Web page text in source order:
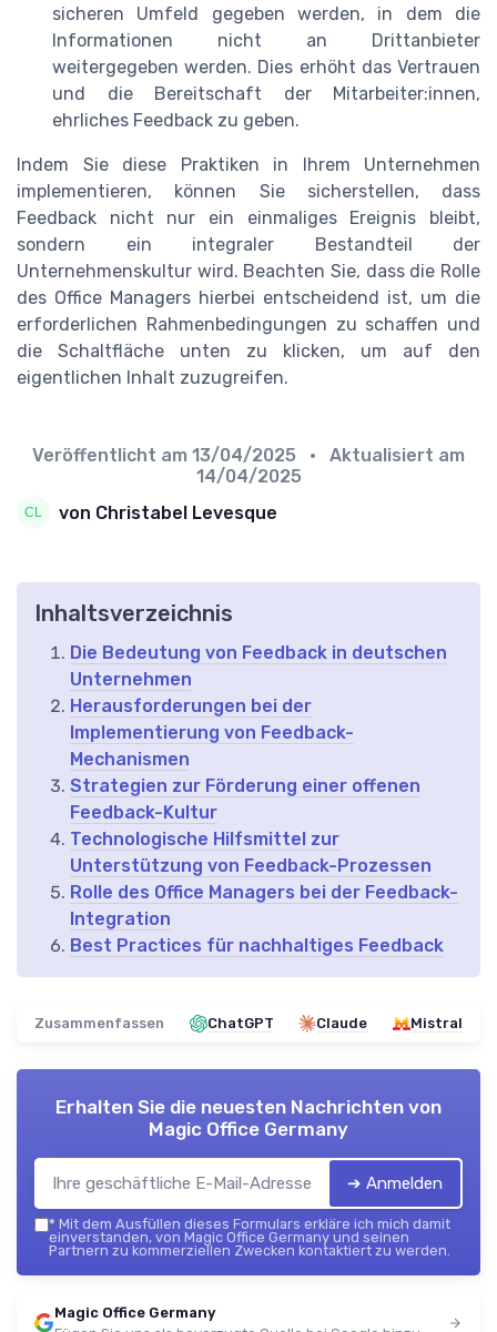
sicheren Umfeld gegeben werden, in dem die
Informationen nicht an Drittanbieter
weitergegeben werden. Dies erhöht das Vertrauen
und die Bereitschaft der Mitarbeiter:innen,
ehrliches Feedback zu geben.
Indem Sie diese Praktiken in Ihrem Unternehmen
implementieren, können Sie sicherstellen, dass
Feedback nicht nur ein einmaliges Ereignis bleibt,
sondern ein integraler Bestandteil der
Unternehmenskultur wird. Beachten Sie, dass die Rolle
des Office Managers hierbei entscheidend ist, um die
erforderlichen Rahmenbedingungen zu schaffen und
die Schaltfläche unten zu klicken, um auf den
eigentlichen Inhalt zuzugreifen.
Veröffentlicht am 13/04/2025
• Aktualisiert am
14/04/2025
von Christabel Levesque
Inhaltsverzeichnis
Die Bedeutung von Feedback in deutschen
Unternehmen
Herausforderungen bei der
Implementierung von Feedback-
Mechanismen
Strategien zur Förderung einer offenen
Feedback-Kultur
Technologische Hilfsmittel zur
Unterstützung von Feedback-Prozessen
Rolle des Office Managers bei der Feedback-
Integration
Best Practices für nachhaltiges Feedback
Zusammenfassen ChatGPT Claude Mistral
Erhalten Sie die neuesten Nachrichten von
Magic Office Germany
➔ Anmelden
* Mit dem Ausfüllen dieses Formulars erkläre ich mich damit
einverstanden, von Magic Office Germany und seinen
Partnern zu kommerziellen Zwecken kontaktiert zu werden.
Magic Office Germany